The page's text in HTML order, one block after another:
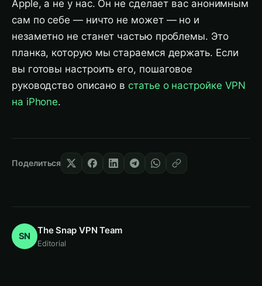
Apple, а не у нас. Он не сделает вас анонимным
сам по себе — ничто не может — но и
незаметно не станет частью проблемы. Это
планка, которую мы стараемся держать. Если
вы готовы настроить его, пошаговое
руководство описано в статье о настройке VPN
на iPhone.
Поделиться
SN
The Snap VPN Team
Editorial